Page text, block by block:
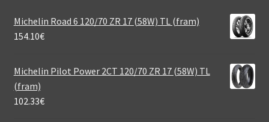
Michelin Road 6 120/70 ZR 17 (58W) TL (fram)
154.10€
Michelin Pilot Power 2CT 120/70 ZR 17 (58W) TL
(fram)
102.33€